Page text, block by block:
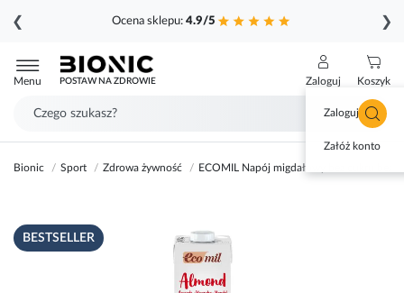
Ocena sklepu: 4.9/5
❮ ❯
do
treści
Menu POSTAW NA ZDROWIE Zaloguj
Zaloguj się
Załóż konto
Koszyk
Bionic Sport Zdrowa żywność ECOMIL Napój migdałowy bez cukru
Przejdź
na
BESTSELLER